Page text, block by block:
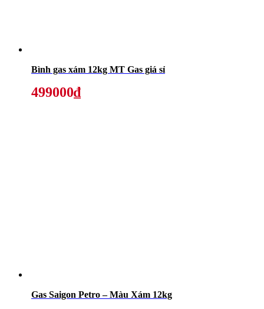
Bình gas xám 12kg MT Gas giá sỉ
499000₫
Gas Saigon Petro – Màu Xám 12kg